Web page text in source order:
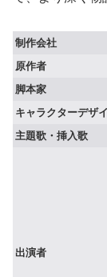
制作会社
原作者
脚本家
キャラクターデザ
主題歌・挿入歌
出演者